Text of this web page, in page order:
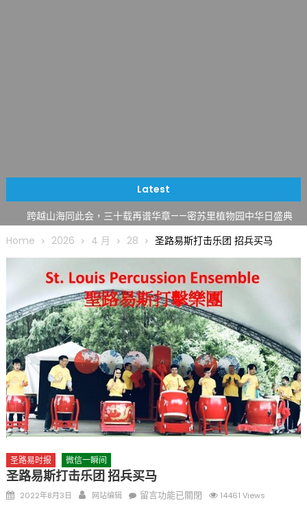
Latest
筝声与琴韵交汇：刘励(Li Statler)与钢琴家Darek演绎一场古筝
跨越山海同此会，三十载再谱华章——密苏里植物园中华日盛典
圆满举行
圣路易龙舟俱乐部5月16日龙舟体验日 邀请各界亲身体验划行乐
三十二载跨越时空的相逢
执掌密苏里植物园近四十年 致力推动全球植物多样性研究与中美
合作 Peter Raven 博士逝世 享年89岁
一晃三十年，初夏又相逢。中华日，等你来赴约 —— 密苏里植物
园“中华日三十周年特别报道（五）
筝声与琴韵交汇：刘励(Li Statler)与钢琴家Darek演绎一场古筝
与钢琴的精彩对话
Home 2026 4 月 28 圣路易斯打击乐团 招兵买马
圣路易时报 微信一瞬间
圣路易斯打击乐团 招兵买马
Posted
2022年8月3日 Author
网站编辑
在
留言功能已關閉 14461 Views